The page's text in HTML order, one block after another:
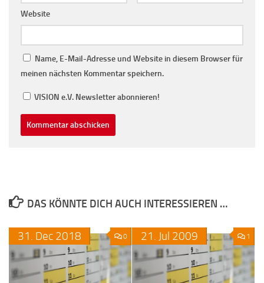
Website
Name, E-Mail-Adresse und Website in diesem Browser für
meinen nächsten Kommentar speichern.
VISION e.V. Newsletter abonnieren!
DAS KÖNNTE DICH AUCH INTERESSIEREN …
0
31. Dec 2018 1
21. Jul 2009